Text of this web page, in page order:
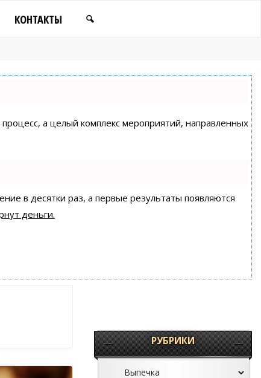
КОНТАКТЫ
а целый комплекс мероприятий, направленных
в десятки раз, а первые результаты появляются
деньги.
РУБРИКИ